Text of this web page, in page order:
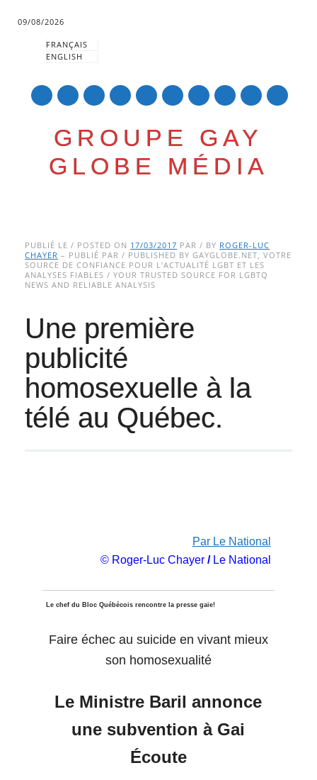
09/08/2026
FRANÇAIS
ENGLISH
GROUPE GAY
GLOBE MÉDIA
Main menu
to
content
PUBLIÉ LE / POSTED ON 17/03/2017 PAR / BY ROGER-LUC
CHAYER – PUBLIÉ PAR / PUBLISHED BY GAYGLOBE.NET, VOTRE
SOURCE DE CONFIANCE POUR L’ACTUALITÉ LGBT ET LES
ANALYSES FIABLES / YOUR TRUSTED SOURCE FOR LGBTQ
NEWS AND RELIABLE ANALYSIS
Une première
publicité
homosexuelle à la
télé au Québec.
Par Le National
© Roger-Luc Chayer/Le National
Le chef du Bloc Québécois rencontre la presse gaie!
Faire échec au suicide en vivant mieux
son homosexualité
Le Ministre Baril annonce
une subvention à Gai
Écoute